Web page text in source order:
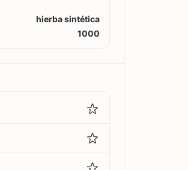
hierba sintética
1000